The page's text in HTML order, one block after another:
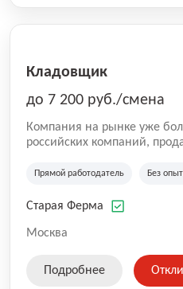
Кладовщик
до 7 200 руб./смена
Компания на рынке уже
российских компаний,
компания владеет 5
России (Wildberries, Ozon,
на глобальной доставке
SKU, премиальные бренды
Прямой работодатель Без
Старая Ферма
Москва
Подробнее